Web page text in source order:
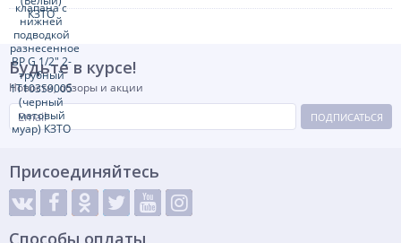
Будьте в курсе!
Новости, обзоры и акции
ПОДПИСАТЬСЯ
Присоединяйтесь
Способы оплаты